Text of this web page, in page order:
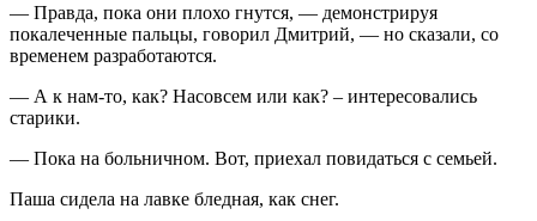
— Правда, пока они плохо гнутся, — демонстрируя
покалеченные пальцы, говорил Дмитрий, — но сказали, со
временем разработаются.
— А к нам-то, как? Насовсем или как? – интересовались
старики.
— Пока на больничном. Вот, приехал повидаться с семьей.
Паша сидела на лавке бледная, как снег.